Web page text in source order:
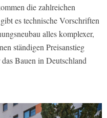
die zahlreichen
es technische Vorschriften
alles komplexer,
ständigen Preisanstieg
Bauen in Deutschland